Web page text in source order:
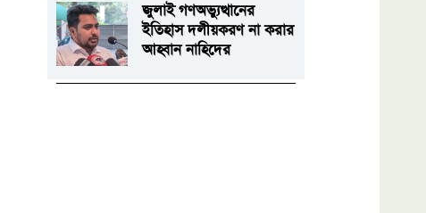
জুলাই গণঅভ্যুত্থানের
ইতিহাস দলীয়করণ না করার
আহ্বান নাহিদের